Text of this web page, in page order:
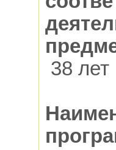
38 лет